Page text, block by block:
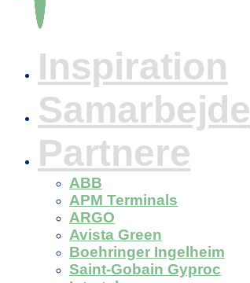
Inspiration
Samarbejde
Partnere
ABB
APM Terminals
ARGO
Avista Green
Boehringer Ingelheim
Saint-Gobain Gyproc